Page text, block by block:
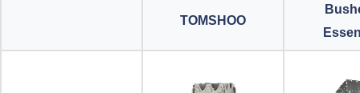
TOMSHOO